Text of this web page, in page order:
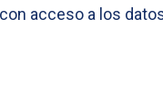
acceso a los